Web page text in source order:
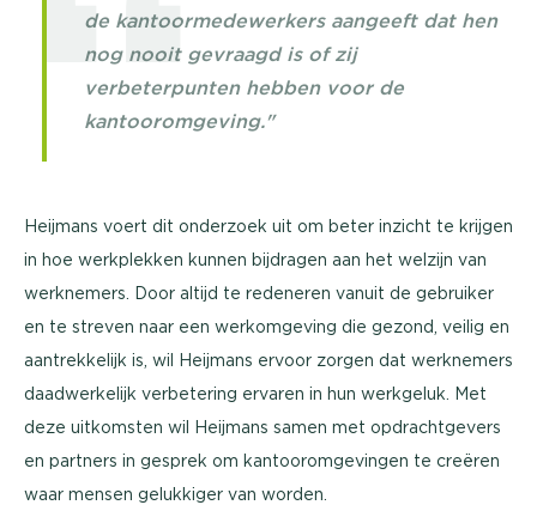
de kantoormedewerkers aangeeft dat hen
nog nooit gevraagd is of zij
verbeterpunten hebben voor de
kantooromgeving."
Heijmans voert dit onderzoek uit om beter inzicht te krijgen
in hoe werkplekken kunnen bijdragen aan het welzijn van
werknemers. Door altijd te redeneren vanuit de gebruiker
en te streven naar een werkomgeving die gezond, veilig en
aantrekkelijk is, wil Heijmans ervoor zorgen dat werknemers
daadwerkelijk verbetering ervaren in hun werkgeluk. Met
deze uitkomsten wil Heijmans samen met opdrachtgevers
en partners in gesprek om kantooromgevingen te creëren
waar mensen gelukkiger van worden.